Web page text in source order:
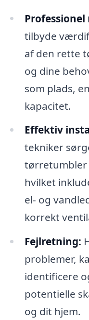
tilbyde
af den rette
og dine
som plads,
kapacitet.
Effektiv
tekniker
tørretumbler
hvilket
el- og
korrekt
Fejlretning:
problemer,
identificere
potentielle
og dit hjem.